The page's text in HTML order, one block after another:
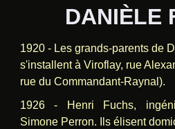
DANIÈLE
1920 - Les grands-parents de
s'installent à Viroflay, rue
rue du Commandant-Raynal).
1926 - Henri Fuchs,
Simone Perron. Ils élisent